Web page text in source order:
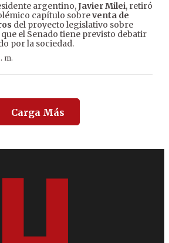
argentino,Javier Milei, retiró
capítulo sobreventa de
del proyecto legislativo sobre
el Senado tiene previsto debatir
por la sociedad.
m.
Carga Más